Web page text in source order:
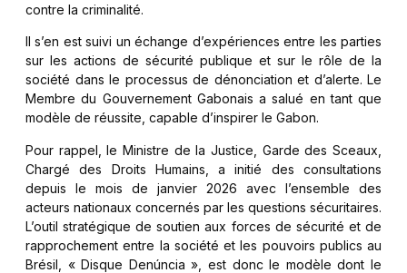
contre la criminalité.
Il s’en est suivi un échange d’expériences entre les parties
sur les actions de sécurité publique et sur le rôle de la
société dans le processus de dénonciation et d’alerte. Le
Membre du Gouvernement Gabonais a salué en tant que
modèle de réussite, capable d’inspirer le Gabon.
Pour rappel, le Ministre de la Justice, Garde des Sceaux,
Chargé des Droits Humains, a initié des consultations
depuis le mois de janvier 2026 avec l’ensemble des
acteurs nationaux concernés par les questions sécuritaires.
L’outil stratégique de soutien aux forces de sécurité et de
rapprochement entre la société et les pouvoirs publics au
Brésil, « Disque Denúncia », est donc le modèle dont le